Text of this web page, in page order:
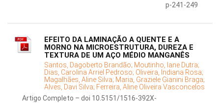
p-241-249
EFEITO DA LAMINAÇÃO A QUENTE E A
MORNO NA MICROESTRUTURA, DUREZA E
TEXTURA DE UM AÇO MÉDIO MANGANÊS
Santos, Dagoberto Brandão; Moutinho, Iane Dutra;
Dias, Carolina Arriel Pedroso; Oliveira, Indiana Rosa;
Magalhães, Aline Silva; Maria, Graziele Gianini Braga;
Alves, Davi Silva; Ferreira, Aline Oliveira Vasconcelos
Artigo Completo – doi 10.5151/1516-392X-